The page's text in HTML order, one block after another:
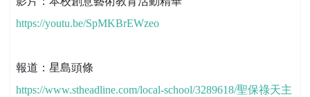
https://youtu.be/SpMKBrEWzeo
報道：星島頭條
https://www.stheadline.com/local-school/3289618/聖保祿天主